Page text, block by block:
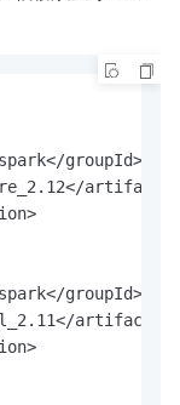
groupId>
groupId>
artifactId>